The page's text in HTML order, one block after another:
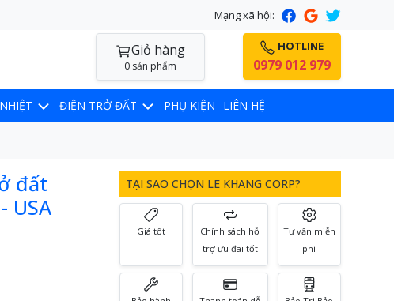
Mạng xã hội:
Giỏ hàng
0 sản phẩm
HOTLINE
0979 012 979
ĐIỆN TRỞ ĐẤT PHỤ KIỆN LIÊN HỆ
đất
USA
TẠI SAO CHỌN LE KHANG CORP?
Giá tốt
Chính sách hỗ
trợ ưu đãi tốt
Tư vấn miễn
phí